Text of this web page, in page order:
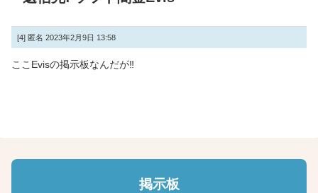
[4] 匿名 2023年2月9日 13:58
ここEvisの掲示板なんだが‼
掲示板